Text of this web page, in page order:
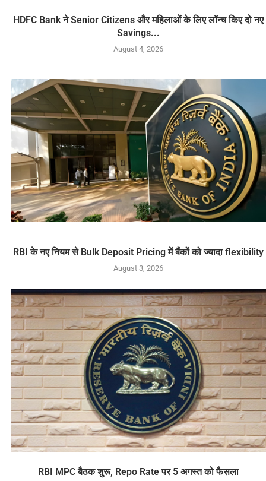
HDFC Bank ने Senior Citizens और महिलाओं के लिए लॉन्च किए दो नए
Savings...
August 4, 2026
RBI के नए नियम से Bulk Deposit Pricing में बैंकों को ज्यादा flexibility
August 3, 2026
RBI MPC बैठक शुरू, Repo Rate पर 5 अगस्त को फैसला